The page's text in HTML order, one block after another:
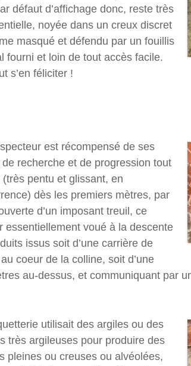
défaut d’affichage donc, reste très
noyée dans un creux discret
masqué et défendu par un fouillis
fourni et loin de tout accès facile.
s’en féliciter !
est récompensé de ses
recherche et de progression tout
(très pentu et glissant, en
dès les premiers mètres, par
d’un imposant treuil, ce
essentiellement voué à la descente
issus soit d’une carrière de
coeur de la colline, soit d’une
au-dessus, et communiquant par
utilisait des argiles ou des
très argileuses pour produire des
pleines ou creuses ou alvéolées,